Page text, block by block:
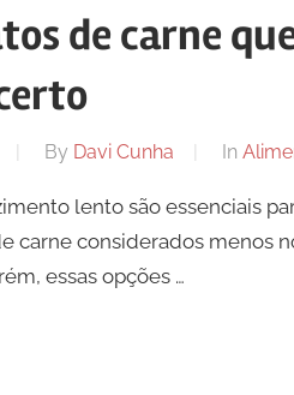
de carne
By Davi Cunha In
lento são essenciais
carne considerados menos
essas opções …